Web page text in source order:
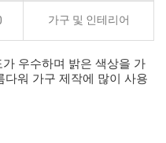
가구 및 인테리어
우수하며 밝은 색상을 가
다워 가구 제작에 많이 사용